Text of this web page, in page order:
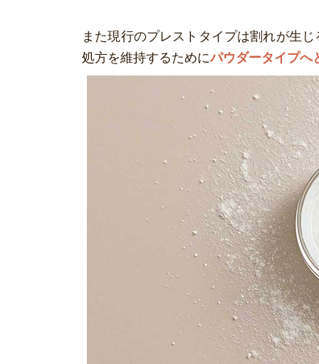
また現行のプレストタイプは割れが生
処方を維持するためにパウダータイプへ